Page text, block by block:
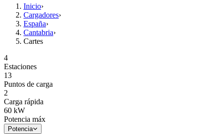
Inicio›
Cargadores›
España›
Cantabria›
Cartes
4
Estaciones
13
Puntos de carga
2
Carga rápida
60 kW
Potencia máx
Potencia